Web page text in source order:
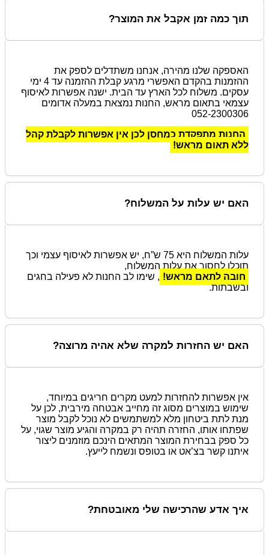
תוך כמה זמן אקבל את המוצר?
האספקה שלנו מהירה, אנחנו משתדלים לספק את
ההזמנות בהקדם האפשרי מרגע קבלת ההזמנה עד 4 ימי
עסקים. משלוח לכל הארץ עד הבית. ישנה אפשרות לאיסוף
עצמאי בתאום מראש, החנות נמצאת במעלה אדומים
052-2300306
החנות מתפקדת כמחסן לכן אין אפשרות לקבלת קהל
ללא תאום מראש!
האם יש עלות על המשלוח?
עלות המשלוח היא 75 ש”ח, יש אפשרות לאיסוף עצמי וכך
תוכלו לחסוך את עלות המשלוח,
חובה לתאם מראש! , שימו לב החנות לא פעילה בחגים
ובשבתות.
האם יש החזרות למקרה שלא אהיה מרוצה?
אין אפשרות להחזרות למעט מקרים חריגים במיוחד,
שימוש במוצרים מסוג זה מחייב אבטחה מירבית, לכן על
מנת לתת ביטחון מלא למשתמשים לא נוכל לקבל מוצר
שפתחו אותו, החזרה תהיה רק במקרה והגיע מוצר שגוי, על
כל ספק בבחירת המוצר המתאים הינכם מוזמנים ליצור
איתנו קשר בצ’אט או בטופס ונשמח לייעץ.
איך אדע שהרכישה שלי מאובטחת?